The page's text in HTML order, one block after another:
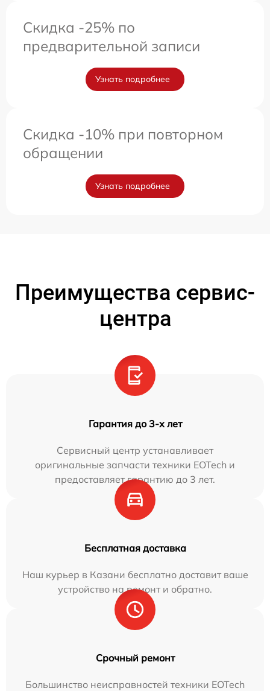
Скидка -25% по
предварительной записи
Узнать подробнее
Скидка -10% при повторном
обращении
Узнать подробнее
Преимущества сервис-
центра
Гарантия до 3-х лет
Сервисный центр устанавливает
оригинальные запчасти техники EOTech и
предоставляет гарантию до 3 лет.
Бесплатная доставка
Наш курьер в Казани бесплатно доставит ваше
устройство на ремонт и обратно.
Срочный ремонт
Большинство неисправностей техники EOTech